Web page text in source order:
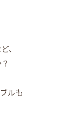
、
ルも